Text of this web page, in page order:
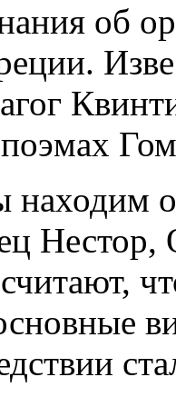
об